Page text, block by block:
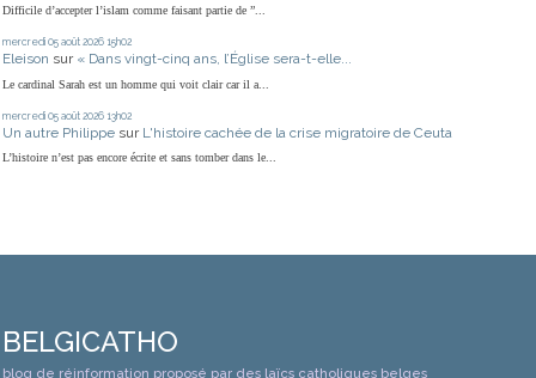
Difficile d’accepter l’islam comme faisant partie de ”...
mercredi 05 août 2026 15h02
Eleison sur « Dans vingt-cinq ans, l’Église sera-t-elle...
Le cardinal Sarah est un homme qui voit clair car il a...
mercredi 05 août 2026 13h02
Un autre Philippe sur L'histoire cachée de la crise migratoire de Ceuta
L’histoire n’est pas encore écrite et sans tomber dans le...
BELGICATHO
blog de réinformation proposé par des laïcs catholiques belges